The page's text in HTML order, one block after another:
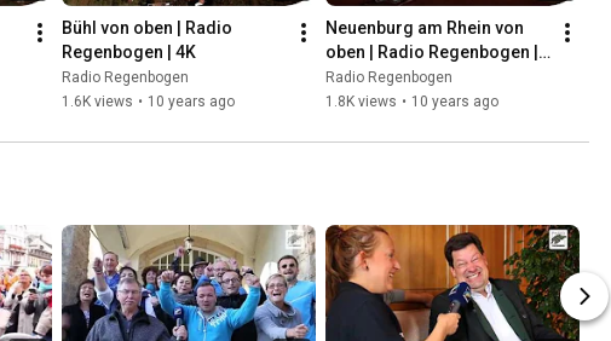
Bühl von oben | Radio
Regenbogen | 4K
Radio Regenbogen
1.6K views • 10 years ago
Neuenburg am Rhein von
oben | Radio Regenbogen |
4K
Radio Regenbogen
1.8K views • 10 years ago